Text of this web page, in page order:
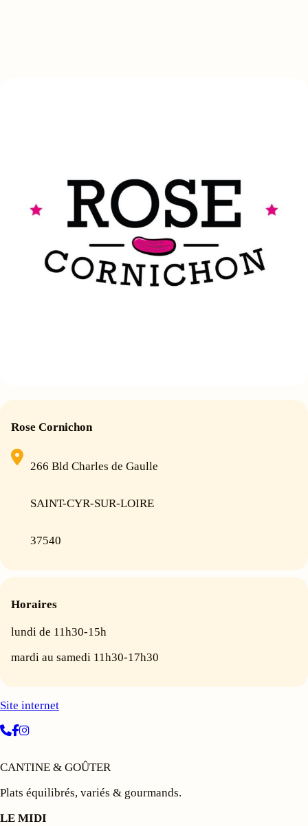
Rose Cornichon
266 Bld Charles de Gaulle
SAINT-CYR-SUR-LOIRE
37540
Horaires
lundi de 11h30-15h
mardi au samedi 11h30-17h30
Site internet
CANTINE & GOÛTER
Plats équilibrés, variés & gourmands.
LE MIDI